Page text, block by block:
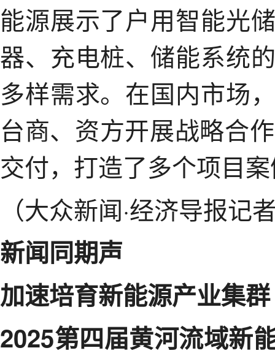
能源展示了户用智能光
器、充电桩、储能系统
多样需求。在国内市场
台商、资方开展战略合
交付，打造了多个项目
（大众新闻·经济导报记
新闻同期声
加速培育新能源产业集群
2025第四届黄河流域新